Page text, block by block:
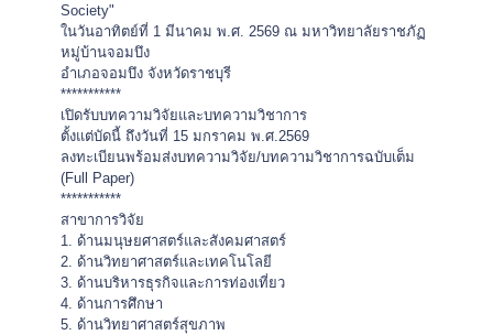
Society"
ในวันอาทิตย์ที่ 1 มีนาคม พ.ศ. 2569 ณ มหาวิทยาลัยราชภัฏ
หมู่บ้านจอมบึง
อำเภอจอมบึง จังหวัดราชบุรี
***********
เปิดรับบทความวิจัยและบทความวิชาการ
ตั้งแต่บัดนี้ ถึงวันที่ 15 มกราคม พ.ศ.2569
ลงทะเบียนพร้อมส่งบทความวิจัย/บทความวิชาการฉบับเต็ม
(Full Paper)
***********
สาขาการวิจัย
1. ด้านมนุษยศาสตร์และสังคมศาสตร์
2. ด้านวิทยาศาสตร์และเทคโนโลยี
3. ด้านบริหารธุรกิจและการท่องเที่ยว
4. ด้านการศึกษา
5. ด้านวิทยาศาสตร์สุขภาพ